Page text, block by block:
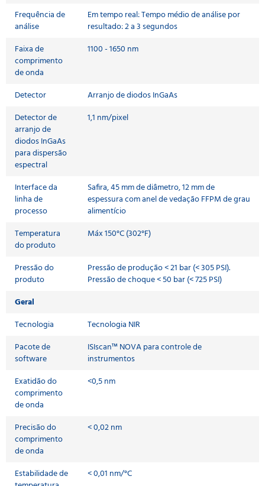
Frequência de
análise
Em tempo real: Tempo médio de análise por
resultado: 2 a 3 segundos
Faixa de
comprimento
de onda
1100 - 1650 nm
Detector
Arranjo de diodos InGaAs
Detector de
arranjo de
diodos InGaAs
para dispersão
espectral
1,1 nm/pixel
Interface da
linha de
processo
Safira, 45 mm de diâmetro, 12 mm de
espessura com anel de vedação FFPM de grau
alimentício
Temperatura
do produto
Máx 150°C (302°F)
Pressão do
produto
Pressão de produção < 21 bar (< 305 PSI).
Pressão de choque < 50 bar (< 725 PSI)
Geral
Tecnologia
Tecnologia NIR
Pacote de
software
ISIscan™ NOVA para controle de
instrumentos
Exatidão do
comprimento
de onda
<0,5 nm
Precisão do
comprimento
de onda
< 0,02 nm
Estabilidade de
< 0,01 nm/°C